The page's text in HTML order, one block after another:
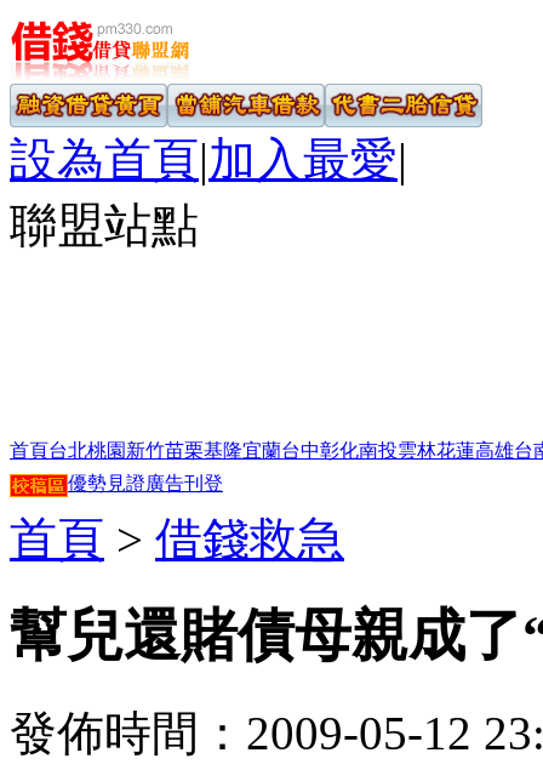
設為首頁|加入最愛|
聯盟站點
首頁台北桃園 新竹苗栗基隆宜蘭台中彰化南投雲林花蓮高雄台
優勢見證廣告刊登
首頁 > 借錢救急
幫兒還賭債母親成了
發佈時間：2009-05-12